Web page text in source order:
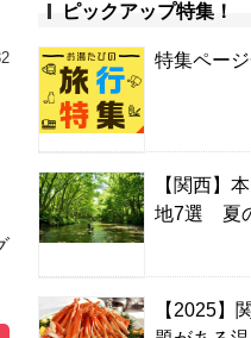
ピックアップ特集！
特集ペー
【関西】
地7選 夏
【2025】